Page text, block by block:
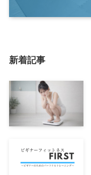
新着記事